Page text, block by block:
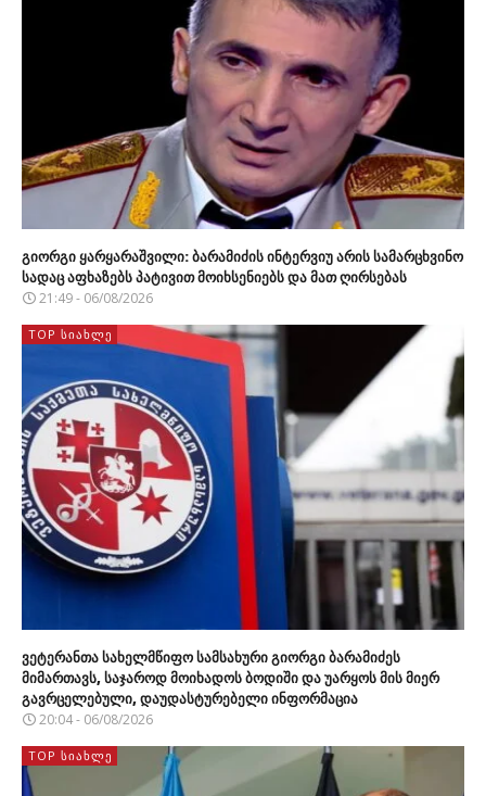
გიორგი ყარყარაშვილი: ბარამიძის ინტერვიუ არის სამარცხვინო
სადაც აფხაზებს პატივით მოიხსენიებს და მათ ღირსებას
21:49 - 06/08/2026
TOP ᲡᲘᲐᲮᲚᲔ
ვეტერანთა სახელმწიფო სამსახური გიორგი ბარამიძეს
მიმართავს, საჯაროდ მოიხადოს ბოდიში და უარყოს მის მიერ
გავრცელებული, დაუდასტურებელი ინფორმაცია
20:04 - 06/08/2026
TOP ᲡᲘᲐᲮᲚᲔ